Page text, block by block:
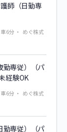
師（日勤専
6分
めぐ株式
勤専従）（パ
経験OK
6分
めぐ株式
勤専従）（パ